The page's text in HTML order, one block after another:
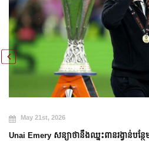
May 20th, 2026
Arsenal បញ្ចប់ការរង់ចាំ ២២ ឆ្នាំ ដើ